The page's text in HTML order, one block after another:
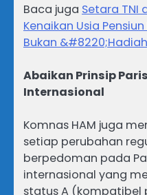
Baca juga Setara TNI
Kenaikan Usia
Bukan
Abaikan Prinsip
Internasional
Komnas HAM juga
setiap perubahan
berpedoman pada
internasional yang
status A (kompatibel